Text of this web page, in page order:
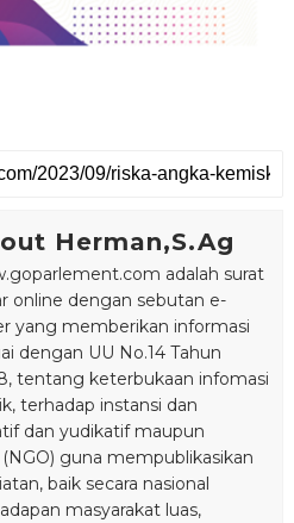
Herman,S.Ag
adalah surat
online dengan sebutan e-
yang memberikan informasi
dengan UU No.14 Tahun
tentang keterbukaan infomasi
terhadap instansi dan
dan yudikatif maupun
guna mempublikasikan
baik secara nasional
masyarakat luas,